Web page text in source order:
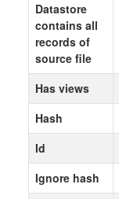
Datastore
contains all
records of
source file
Has views
Hash
Id
Ignore hash